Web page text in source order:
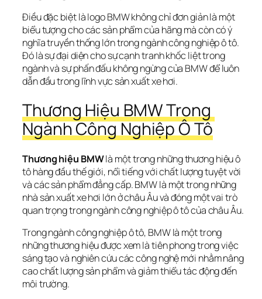
Điều đặc biệt là logo BMW không chỉ đơn giản là một
biểu tượng cho các sản phẩm của hãng mà còn có ý
nghĩa truyền thống lớn trong ngành công nghiệp ô tô.
Đó là sự đại diện cho sự cạnh tranh khốc liệt trong
ngành và sự phấn đấu không ngừng của BMW để luôn
dẫn đầu trong lĩnh vực sản xuất xe hơi.
Thương Hiệu BMW Trong
Ngành Công Nghiệp Ô Tô
Thương hiệu BMW là một trong những thương hiệu ô
tô hàng đầu thế giới, nổi tiếng với chất lượng tuyệt vời
và các sản phẩm đẳng cấp. BMW là một trong những
nhà sản xuất xe hơi lớn ở châu Âu và đóng một vai trò
quan trọng trong ngành công nghiệp ô tô của châu Âu.
Trong ngành công nghiệp ô tô, BMW là một trong
những thương hiệu được xem là tiên phong trong việc
sáng tạo và nghiên cứu các công nghệ mới nhằm nâng
cao chất lượng sản phẩm và giảm thiểu tác động đến
môi trường.